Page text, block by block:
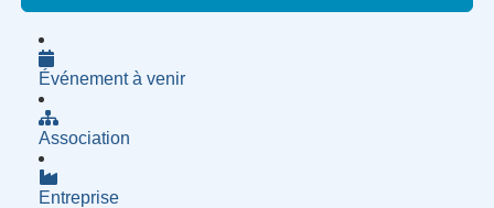
Événement à venir
Association
Entreprise